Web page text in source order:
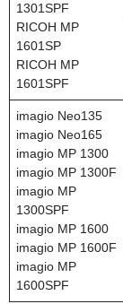
1301SPF
RICOH MP
1601SP
RICOH MP
1601SPF
imagio Neo135
imagio Neo165
imagio MP 1300
imagio MP 1300F
imagio MP
1300SPF
imagio MP 1600
imagio MP 1600F
imagio MP
1600SPF